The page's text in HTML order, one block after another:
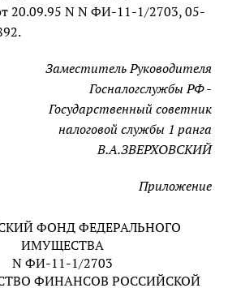
20.09.95 N N ФИ-11-1/2703, 05-
Заместитель Руководителя
Госналогслужбы РФ -
Государственный советник
налоговой службы 1 ранга
В.А.ЗВЕРХОВСКИЙ
Приложение
ФОНД ФЕДЕРАЛЬНОГО
ИМУЩЕСТВА
N ФИ-11-1/2703
ФИНАНСОВ РОССИЙСКОЙ